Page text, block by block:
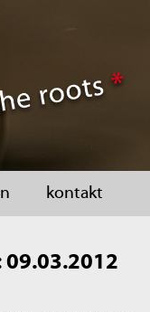
kontakt
09.03.2012